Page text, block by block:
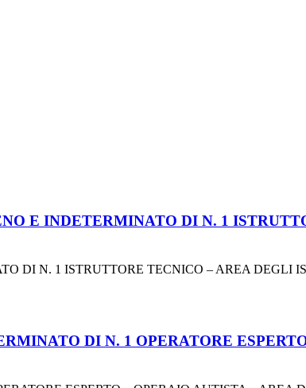
E INDETERMINATO DI N. 1
DI N. 1 ISTRUTTORE TECNICO – AREA DEGLI
DI N. 1 OPERATORE